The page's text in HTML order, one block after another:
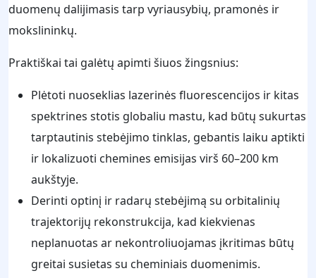
duomenų dalijimasis tarp vyriausybių, pramonės ir
mokslininkų.
Praktiškai tai galėtų apimti šiuos žingsnius:
Plėtoti nuoseklias lazerinės fluorescencijos ir kitas
spektrines stotis globaliu mastu, kad būtų sukurtas
tarptautinis stebėjimo tinklas, gebantis laiku aptikti
ir lokalizuoti chemines emisijas virš 60–200 km
aukštyje.
Derinti optinį ir radarų stebėjimą su orbitalinių
trajektorijų rekonstrukcija, kad kiekvienas
neplanuotas ar nekontroliuojamas įkritimas būtų
greitai susietas su cheminiais duomenimis.